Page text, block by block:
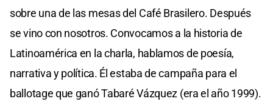
sobre una de las mesas del Café Brasilero. Después
se vino con nosotros. Convocamos a la historia de
Latinoamérica en la charla, hablamos de poesía,
narrativa y política. Él estaba de campaña para el
ballotage que ganó Tabaré Vázquez (era el año 1999).